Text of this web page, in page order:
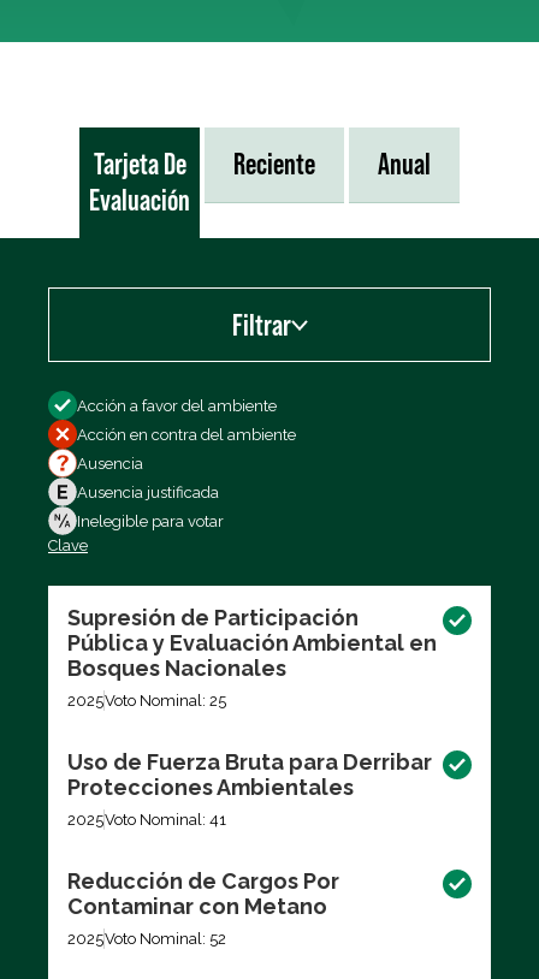
Tarjeta De
Evaluación
Reciente Anual
Filtrar
Filtrar por
Acción a favor del ambiente
Acción en contra del ambiente
Ausencia
Ausencia justificada
Inelegible para votar
Clave
Supresión de Participación
Pública y Evaluación Ambiental en
Bosques Nacionales
2025Voto Nominal: 25
Uso de Fuerza Bruta para Derribar
Protecciones Ambientales
2025Voto Nominal: 41
Reducción de Cargos Por
Contaminar con Metano
2025Voto Nominal: 52